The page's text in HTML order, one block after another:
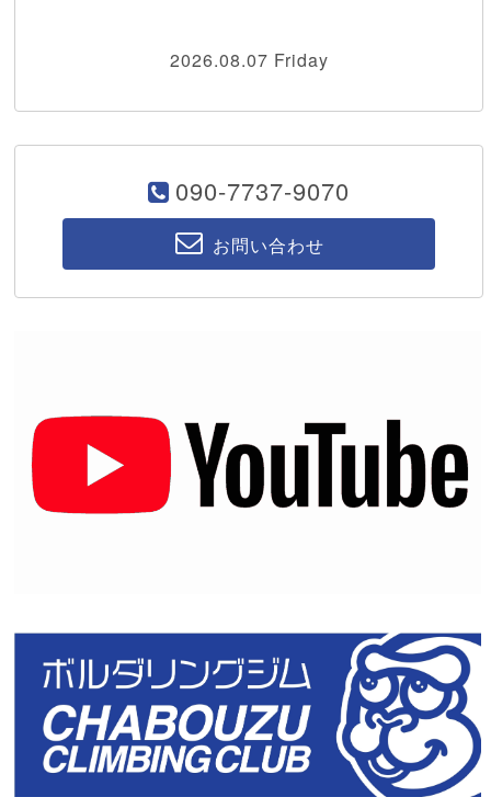
2026.08.07 Friday
090-7737-9070
お問い合わせ